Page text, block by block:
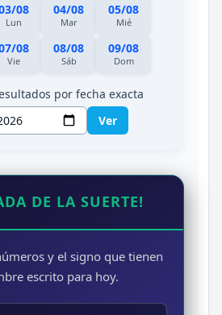
08
Lun
04/08
Mar
05/08
Mié
08
Vie
08/08
Sáb
09/08
Dom
por fecha exacta
Ver
DE LA SUERTE!
y el signo que tienen
escrito para hoy.